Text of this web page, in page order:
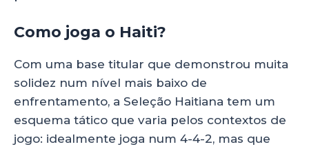
Como joga o Haiti?
Com uma base titular que demonstrou muita
solidez num nível mais baixo de
enfrentamento, a Seleção Haitiana tem um
esquema tático que varia pelos contextos de
jogo: idealmente joga num 4-4-2, mas que